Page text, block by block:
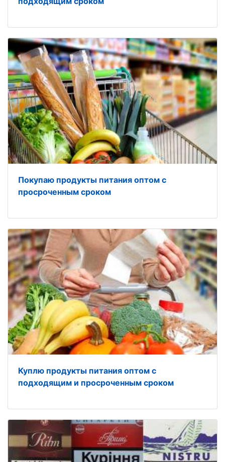
Покупаю продукты питания оптом с
просроченным сроком
Куплю продукты питания оптом с
подходящим и просроченным сроком